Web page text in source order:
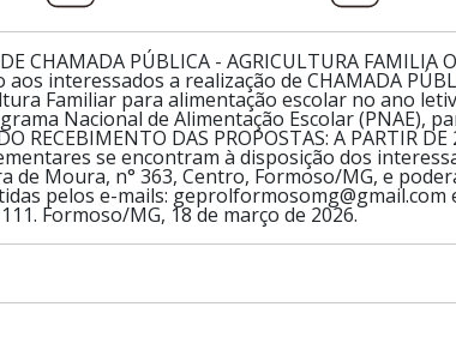
CHAMADA PÚBLICA - AGRICULTURA
aos interessados a realização de CHAMADA
Familiar para alimentação escolar no ano
Nacional de Alimentação Escolar (PNAE),
RECEBIMENTO DAS PROPOSTAS: A PARTIR
se encontram à disposição dos
de Moura, n° 363, Centro, Formoso/MG, e
pelos e-mails:
Formoso/MG, 18 de março de 2026.